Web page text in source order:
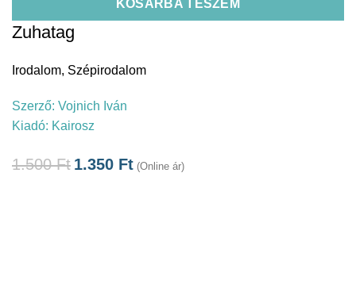
KOSÁRBA TESZEM
Zuhatag
Irodalom, Szépirodalom
Szerző: Vojnich Iván
Kiadó: Kairosz
1.500Ft 1.350 Ft (Online ár)